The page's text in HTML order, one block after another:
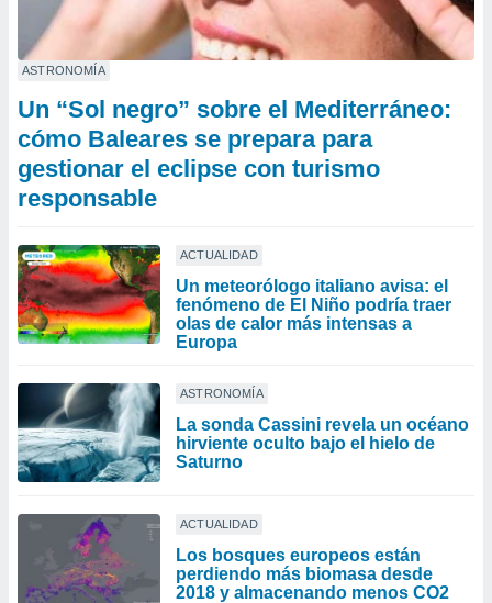
ASTRONOMÍA
Un “Sol negro” sobre el Mediterráneo:
cómo Baleares se prepara para
gestionar el eclipse con turismo
responsable
ACTUALIDAD
Un meteorólogo italiano avisa: el
fenómeno de El Niño podría traer
olas de calor más intensas a
Europa
ASTRONOMÍA
La sonda Cassini revela un océano
hirviente oculto bajo el hielo de
Saturno
ACTUALIDAD
Los bosques europeos están
perdiendo más biomasa desde
2018 y almacenando menos CO2